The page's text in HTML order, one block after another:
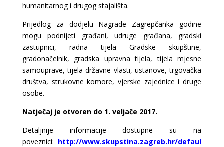
humanitarnog i drugog stajališta.
Prijedlog za dodjelu Nagrade Zagrepčanka godine
mogu podnijeti građani, udruge građana, gradski
zastupnici, radna tijela Gradske skupštine,
gradonačelnik, gradska upravna tijela, tijela mjesne
samouprave, tijela državne vlasti, ustanove, trgovačka
društva, strukovne komore, vjerske zajednice i druge
osobe.
Natječaj je otvoren do 1. veljače 2017.
Detaljnije informacije dostupne su na
poveznici: http://www.skupstina.zagreb.hr/defaul